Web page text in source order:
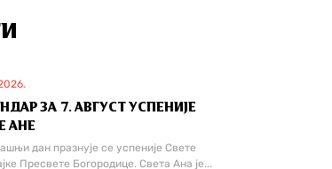
ЗА 7. АВГУСТ УСПЕНИЈЕ
АНЕ
дан празнује се успеније Свете
Пресвете Богородице. Света Ана је...